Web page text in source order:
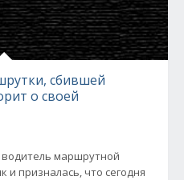
сбившей
о своей
маршрутной
и призналась, что сегодня